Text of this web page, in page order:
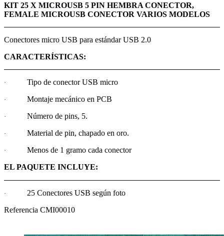
KIT 25 X MICROUSB 5 PIN HEMBRA CONECTOR,
FEMALE MICROUSB CONECTOR VARIOS MODELOS
Conectores micro USB para estándar USB 2.0
CARACTERÍSTICAS:
· Tipo de conector USB micro
· Montaje mecánico en PCB
· Número de pins, 5.
· Material de pin, chapado en oro.
·
Menos de 1 gramo cada conector
EL PAQUETE INCLUYE:
·
25 Conectores USB según foto
Referencia CMI00010